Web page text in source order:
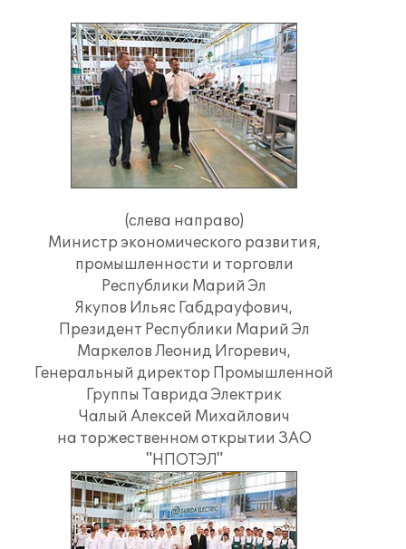
(слева направо)
Министр экономического развития,
промышленности и торговли
Республики Марий Эл
Якупов Ильяс Габдрауфович,
Президент Республики Марий Эл
Маркелов Леонид Игоревич,
Генеральный директор Промышленной
Группы Таврида Электрик
Чалый Алексей Михайлович
на торжественном открытии ЗАО
"НПОТЭЛ"